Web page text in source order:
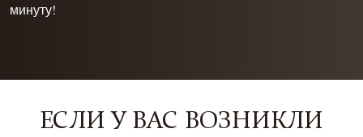
минуту!
ЕСЛИ У ВАС ВОЗНИКЛИ